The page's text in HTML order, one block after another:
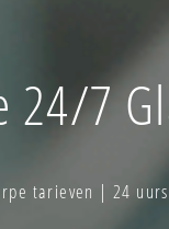
24/7
tarieven | 24